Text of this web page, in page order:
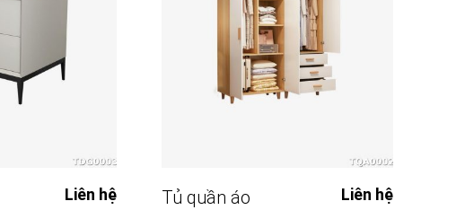
Liên hệ
Tủ quần áo
Liên hệ